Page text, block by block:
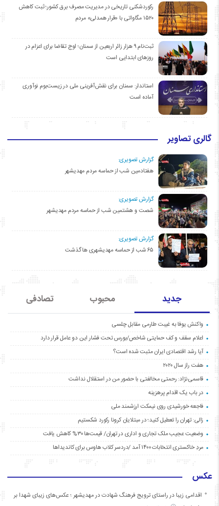
رکوردشکنی تاریخی در مدیریت مصرف برق کشور؛ ثبت کاهش
۱۵۲۰ مگاواتی با «قرار همدلی» مردم
ثبت‌نام ۹ هزار زائر اربعین از سمنان؛ اوج تقاضا برای اعزام در
روزهای ابتدایی است
استاندار: سمنان برای نقش‌آفرینی ملی در زیست‌بوم نوآوری
آماده است
گالری تصاویر
گزارش تصویری:
هفتادمین شب از حماسه مردم مهدیشهر
گزارش تصویری:
شصت و هشتمین شب از حماسه مردم مهدیشهر
گزارش تصویری:
۶۵ شب از حماسه مهدیشهری ها گذشت
جدید محبوب تصادفی
واکنش یوفا به غیبت طارمی مقابل چلسی
اعلام سقف و کف حمایتی شاخص/بورس تحت فشار این دو عامل قرار دارد
آیا رشد اقتصادی ایران مثبت شده است؟
هفت راز سال ۲۰۲۰
قاسمی‌نژاد: رحمتی مخالفتی با حضور من در استقلال نداشت
در باب یک اقدام پرهزینه
فاجعه خورشیدی روی نیمکت ارزشمند ملی
زالی: تهران را تعطیل کنید؛ در مبتلایان کرونا رکورد شکستیم
وضعیت عجیب ملک تجاری و اداری در تهران/ قیمت‌ها ۳۰% کاهش یافت
مردِ خاکستری انتخابات ۱۴۰۰ آمد /دردسر کلاب هاوس برای کاندیداها
عکس
اقدامی زیبا در راستای ترویج فرهنگ شهادت در مهدیشهر ؛ عکس‌های زیبای شهدا بر